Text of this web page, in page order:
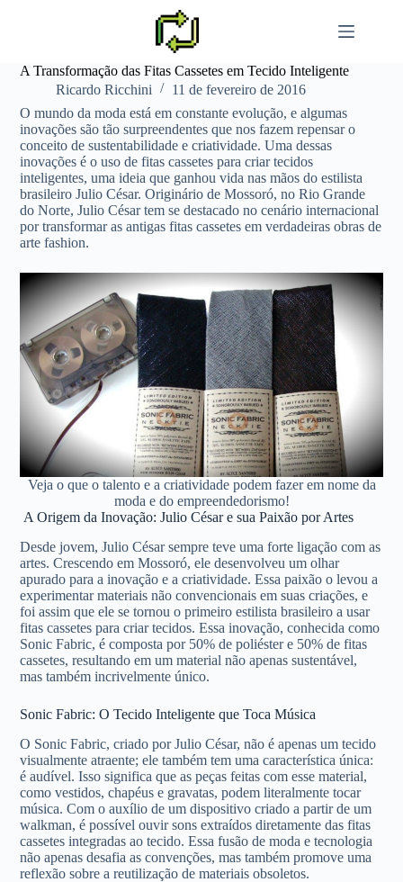
A Transformação das Fitas Cassetes em Tecido Inteligente
Ricardo Ricchini
11 de fevereiro de 2016
O mundo da moda está em constante evolução, e algumas
inovações são tão surpreendentes que nos fazem repensar o
conceito de sustentabilidade e criatividade. Uma dessas
inovações é o uso de fitas cassetes para criar tecidos
inteligentes, uma ideia que ganhou vida nas mãos do estilista
brasileiro Julio César. Originário de Mossoró, no Rio Grande
do Norte, Julio César tem se destacado no cenário internacional
por transformar as antigas fitas cassetes em verdadeiras obras de
arte fashion.
Veja o que o talento e a criatividade podem fazer em nome da
moda e do empreendedorismo!
A Origem da Inovação: Julio César e sua Paixão por Artes
Desde jovem, Julio César sempre teve uma forte ligação com as
artes. Crescendo em Mossoró, ele desenvolveu um olhar
apurado para a inovação e a criatividade. Essa paixão o levou a
experimentar materiais não convencionais em suas criações, e
foi assim que ele se tornou o primeiro estilista brasileiro a usar
fitas cassetes para criar tecidos. Essa inovação, conhecida como
Sonic Fabric, é composta por 50% de poliéster e 50% de fitas
cassetes, resultando em um material não apenas sustentável,
mas também incrivelmente único.
Sonic Fabric: O Tecido Inteligente que Toca Música
O Sonic Fabric, criado por Julio César, não é apenas um tecido
visualmente atraente; ele também tem uma característica única:
é audível. Isso significa que as peças feitas com esse material,
como vestidos, chapéus e gravatas, podem literalmente tocar
música. Com o auxílio de um dispositivo criado a partir de um
walkman, é possível ouvir sons extraídos diretamente das fitas
cassetes integradas ao tecido. Essa fusão de moda e tecnologia
não apenas desafia as convenções, mas também promove uma
reflexão sobre a reutilização de materiais obsoletos.